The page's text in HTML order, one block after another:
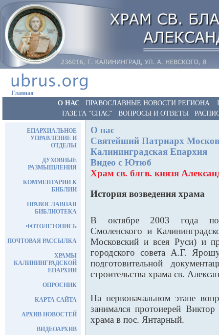
Главная
О НАС ПРАВОСЛАВНЫЕ НОВОСТИ РЕГИОНА
ГАЗЕТА "СПАС"
ВОПРОСЫ И ОТВЕТЫ
ЕПАРХИАЛЬНОЕ
УПРАВЛЕНИЕ И
ОТДЕЛЫ
ДУХОВНЫЕ
РАЗМЫШЛЕНИЯ
КОММЕНТАРИИ К
БИБЛИИ
ПРАВОСЛАВНАЯ
БИБЛИОТЕКА
ФОТОЛЕТОПИСЬ
ПОЧТОВАЯ РАССЫЛКА
ХРАМЫ
КАЛИНИНГРАДСКОЙ
ЕПАРХИИ
ОПРОСНИК
КАРТА САЙТА
АРХИВ НОВОСТЕЙ
ВИДЕОАРХИВ
О нас
Святейший Патриарх
Калининградская Епархия
Видео с Ютюб
Храм св. блгв. князя
История возведения храма
В октябре 2003 года по
Смоленского и
Московский и всея Руси) и
городского совета А.Г.
подготовительной
строительства храма св.
На первоначальном этапе
занимался протоиерей
храма в пос. Янтарный.